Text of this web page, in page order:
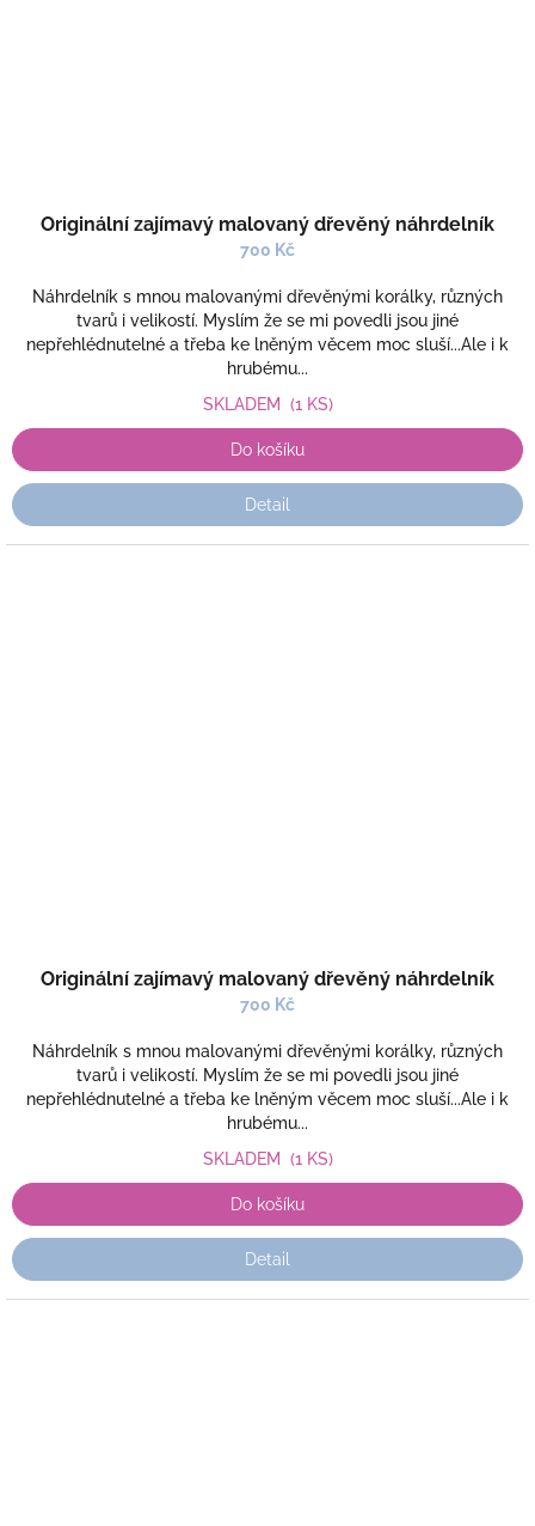
Originální zajímavý malovaný dřevěný náhrdelník
700 Kč
Náhrdelník s mnou malovanými dřevěnými korálky, různých
tvarů i velikostí. Myslím že se mi povedli jsou jiné
nepřehlédnutelné a třeba ke lněným věcem moc sluší...Ale i k
hrubému...
SKLADEM (1 KS)
Do košíku
Detail
Originální zajímavý malovaný dřevěný náhrdelník
700 Kč
Náhrdelník s mnou malovanými dřevěnými korálky, různých
tvarů i velikostí. Myslím že se mi povedli jsou jiné
nepřehlédnutelné a třeba ke lněným věcem moc sluší...Ale i k
hrubému...
SKLADEM (1 KS)
Do košíku
Detail